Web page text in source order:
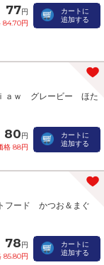
77円
84.70円
カートに
追加する
ａｗ グレービー ほた
80円
格 88円
カートに
追加する
フード かつお＆まぐ
78円
85.80円
カートに
追加する